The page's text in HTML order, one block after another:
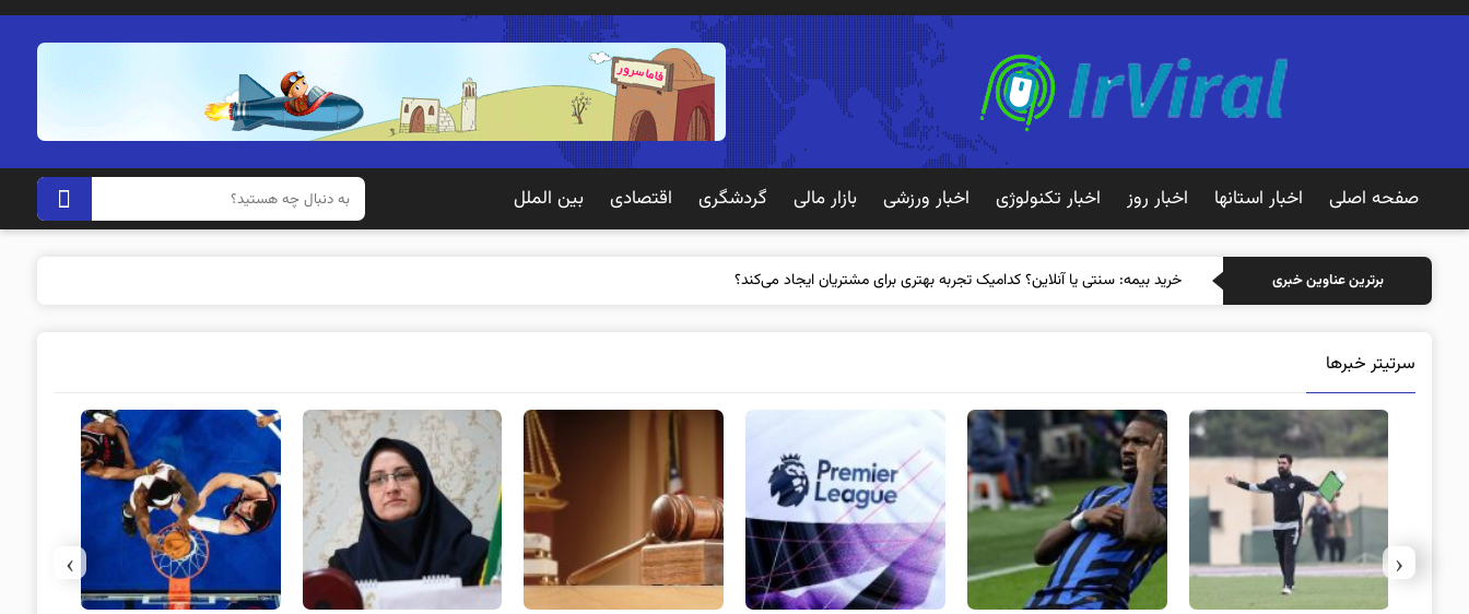
صفحه اصلی اخبار استانها اخبار روز اخبار تکنولوژی اخبار ورزشی بازار مالی گردشگری اقتصادی بین الملل
برترین عناوین خبری خرید بیمه: سنتی یا آنلاین؟ کدامیک تجربه بهتری برای مشتریان ایجاد می‌کند؟
سرتیتر خبرها
‹
›